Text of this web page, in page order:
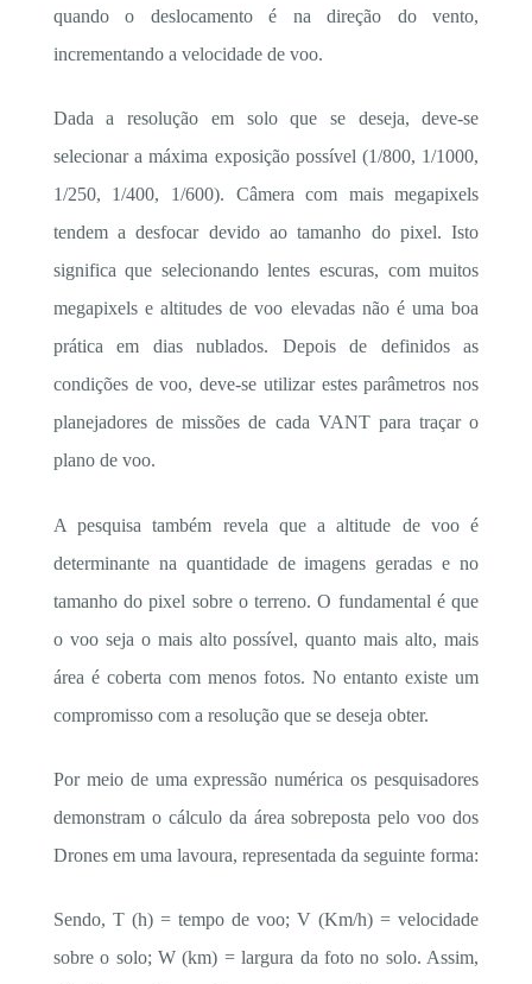
quando o deslocamento é na direção do vento,
incrementando a velocidade de voo.
Dada a resolução em solo que se deseja, deve-se
selecionar a máxima exposição possível (1/800, 1/1000,
1/250, 1/400, 1/600). Câmera com mais megapixels
tendem a desfocar devido ao tamanho do pixel. Isto
significa que selecionando lentes escuras, com muitos
megapixels e altitudes de voo elevadas não é uma boa
prática em dias nublados. Depois de definidos as
condições de voo, deve-se utilizar estes parâmetros nos
planejadores de missões de cada VANT para traçar o
plano de voo.
A pesquisa também revela que a altitude de voo é
determinante na quantidade de imagens geradas e no
tamanho do pixel sobre o terreno. O fundamental é que
o voo seja o mais alto possível, quanto mais alto, mais
área é coberta com menos fotos. No entanto existe um
compromisso com a resolução que se deseja obter.
Por meio de uma expressão numérica os pesquisadores
demonstram o cálculo da área sobreposta pelo voo dos
Drones em uma lavoura, representada da seguinte forma:
Sendo, T (h) = tempo de voo; V (Km/h) = velocidade
sobre o solo; W (km) = largura da foto no solo. Assim,